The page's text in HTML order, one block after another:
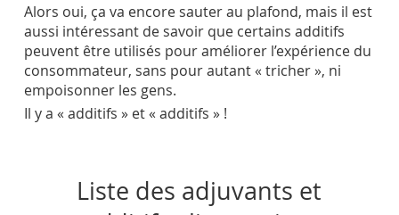
Alors oui, ça va encore sauter au plafond, mais il est
aussi intéressant de savoir que certains additifs
peuvent être utilisés pour améliorer l’expérience du
consommateur, sans pour autant « tricher », ni
empoisonner les gens.
Il y a « additifs » et « additifs » !
Liste des adjuvants et